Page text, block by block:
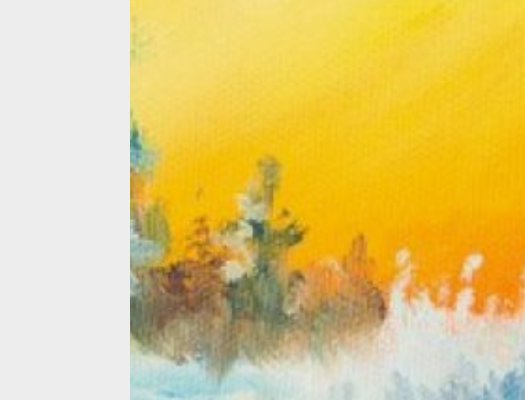
Вячеслав Резниченко на выставке в
"Содружестве".
Несколько десятков дальневосточных
пейзажей, искусно исполненных рукой мастера
Вячеслава Резниченко, встречают посетителей
центра «Содружество» на улице Пушкина. На
них художник показал свое видение природы,
результаты многочисленных пленэров и долгих
часов работы в мастерской.
Удивить мастерством художнику удалось даже
старых знакомых – ветеранов-художников из
творческого объединения «Родник». Этот
коллектив в прошлом году отпраздновал
сорокалетие, но останавливаться на
достигнутом не планирует. Вот и руководитель
«Родника» Василий Сосновский несколько
своих картин на выставку принес.
- Здесь есть и немножко моих работ как
руководителя. Сейчас такое напряженное
время, но все должны быть настроены
оптимистично, продолжать творить, - обратился